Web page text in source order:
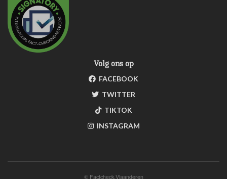
Volg ons op
FACEBOOK
TWITTER
TIKTOK
INSTAGRAM
© Factcheck.Vlaanderen